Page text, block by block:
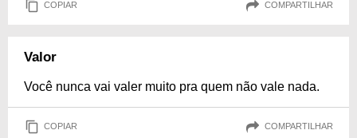
COPIAR COMPARTILHAR
Valor
Você nunca vai valer muito pra quem não vale nada.
COPIAR COMPARTILHAR